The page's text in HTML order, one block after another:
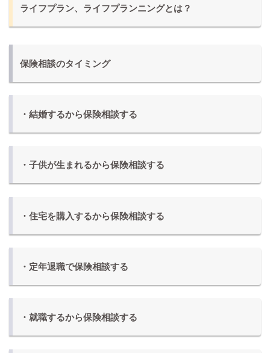
ライフプラン、ライフプランニングとは？
保険相談のタイミング
・結婚するから保険相談する
・子供が生まれるから保険相談する
・住宅を購入するから保険相談する
・定年退職で保険相談する
・就職するから保険相談する